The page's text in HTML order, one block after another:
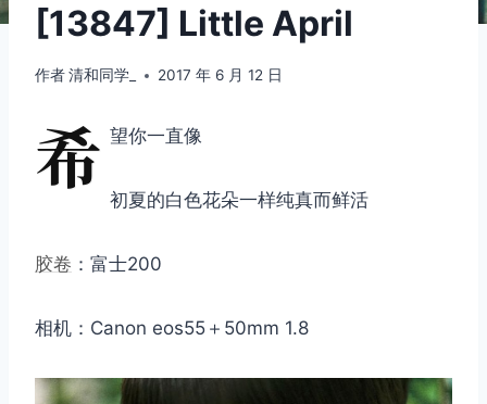
[13847] Little April
作者清和同学_ 2017 年 6 月 12 日
希 望你一直像
初夏的白色花朵一样纯真而鲜活
胶卷 ：富士200
相机：Canon eos55＋50mm 1.8